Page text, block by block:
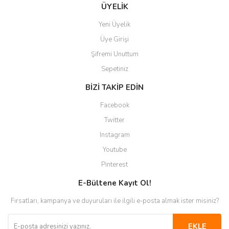
Gönder
ÜYELİK
Yeni Üyelik
Üye Girişi
Şifremi Unuttum
Sepetiniz
BİZİ TAKİP EDİN
Facebook
Twitter
Instagram
Youtube
Pinterest
E-Bültene Kayıt Ol!
Fırsatları, kampanya ve duyuruları ile ilgili e-posta almak ister misiniz?
EKLE